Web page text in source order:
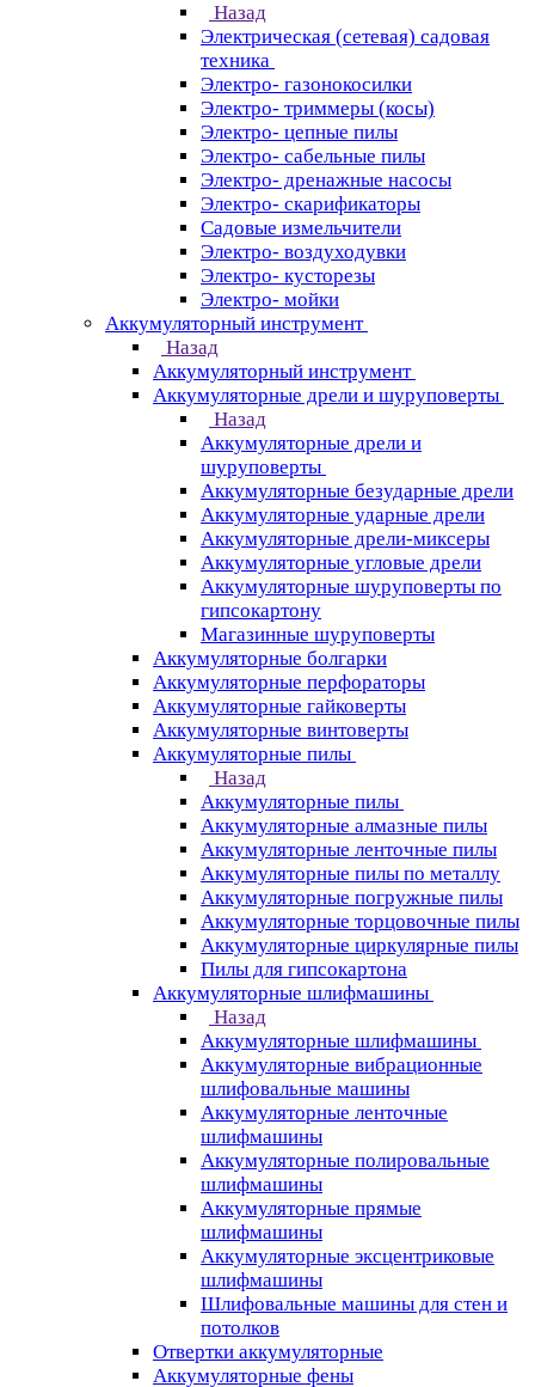
Назад
Электрическая (сетевая) садовая
техника
Электро- газонокосилки
Электро- триммеры (косы)
Электро- цепные пилы
Электро- сабельные пилы
Электро- дренажные насосы
Электро- скарификаторы
Садовые измельчители
Электро- воздуходувки
Электро- кусторезы
Электро- мойки
Аккумуляторный инструмент
Назад
Аккумуляторный инструмент
Аккумуляторные дрели и шуруповерты
Назад
Аккумуляторные дрели и
шуруповерты
Аккумуляторные безударные дрели
Аккумуляторные ударные дрели
Аккумуляторные дрели-миксеры
Аккумуляторные угловые дрели
Аккумуляторные шуруповерты по
гипсокартону
Магазинные шуруповерты
Аккумуляторные болгарки
Аккумуляторные перфораторы
Аккумуляторные гайковерты
Аккумуляторные винтоверты
Аккумуляторные пилы
Назад
Аккумуляторные пилы
Аккумуляторные алмазные пилы
Аккумуляторные ленточные пилы
Аккумуляторные пилы по металлу
Аккумуляторные погружные пилы
Аккумуляторные торцовочные пилы
Аккумуляторные циркулярные пилы
Пилы для гипсокартона
Аккумуляторные шлифмашины
Назад
Аккумуляторные шлифмашины
Аккумуляторные вибрационные
шлифовальные машины
Аккумуляторные ленточные
шлифмашины
Аккумуляторные полировальные
шлифмашины
Аккумуляторные прямые
шлифмашины
Аккумуляторные эксцентриковые
шлифмашины
Шлифовальные машины для стен и
потолков
Отвертки аккумуляторные
Аккумуляторные фены